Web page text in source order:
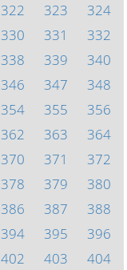
322 323
324
330 331
332
338 339
340
346 347
348
354 355
356
362 363
364
370 371
372
378 379
380
386 387
388
394 395
396
402 403 404